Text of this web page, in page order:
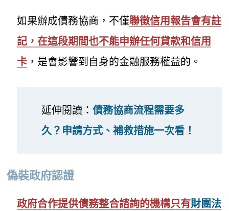
如果辦成債務協商，不僅聯徵信用報告會有註
記，在這段期間也不能申辦任何貸款和信用
卡 ，是會影響到自身的金融服務權益的。
延伸閱讀： 債務協商流程需要多
久？申請方式、補救措施一次看！
偽裝政府認證
政府合作提供債務整合諮詢的機構只有財團法